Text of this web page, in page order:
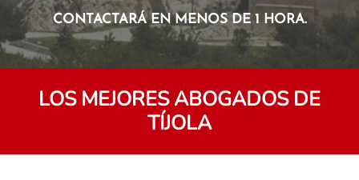
CONTACTARÁ EN MENOS DE 1 HORA.
LOS MEJORES ABOGADOS DE
TÍJOLA